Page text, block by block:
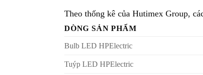
Theo thống kê của Hutimex Group,
DÒNG SẢN PHẨM
Bulb LED HPElectric
Tuýp LED HPElectric